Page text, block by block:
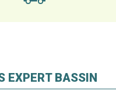
EXPERT BASSIN